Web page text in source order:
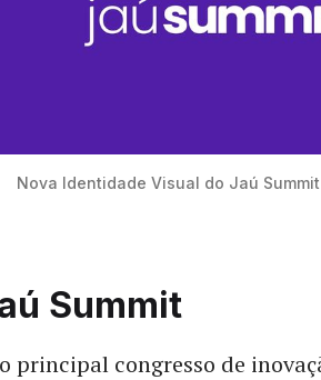
Nova Identidade Visual do Jaú
Summit
principal congresso de